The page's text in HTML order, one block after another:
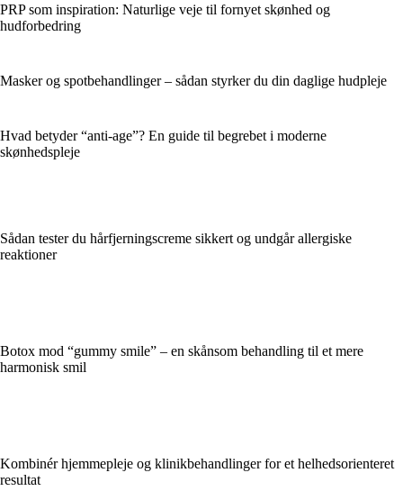
PRP som inspiration: Naturlige veje til fornyet skønhed og
hudforbedring
Masker og spotbehandlinger – sådan styrker du din daglige hudpleje
Hvad betyder “anti-age”? En guide til begrebet i moderne
skønhedspleje
Sådan tester du hårfjerningscreme sikkert og undgår allergiske
reaktioner
Botox mod “gummy smile” – en skånsom behandling til et mere
harmonisk smil
Kombinér hjemmepleje og klinikbehandlinger for et helhedsorienteret
resultat